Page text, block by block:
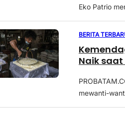
Eko Patrio
BERITA
Naik
mewanti-